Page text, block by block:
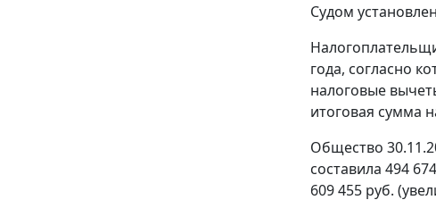
Судом
года, согласно
налоговые
итоговая сумма
Общество
составила 494
609 455 руб.